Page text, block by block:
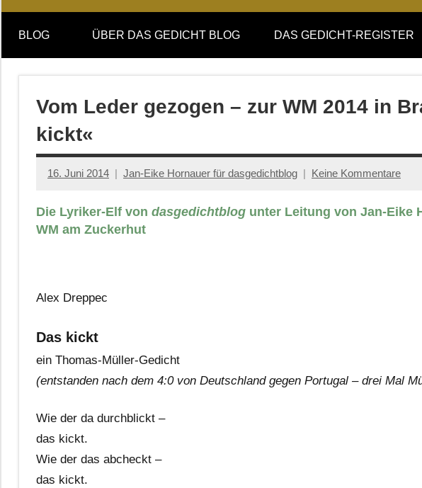
DAS
GEDICHT
blog
DAS
GEDICHT.
Zeitschrift
BLOG ÜBER DAS GEDICHT BLOG DAS GEDICHT-REGISTER
Vom Leder gezogen – zur WM 2014 in
kickt«
16. Juni 2014 Jan-Eike Hornauer für dasgedichtblog Keine Kommentare
Die Lyriker-Elf von dasgedichtblog unter Leitung von Jan-Eike
WM am Zuckerhut
Alex Dreppec
Das kickt
ein Thomas-Müller-Gedicht
(entstanden nach dem 4:0 von Deutschland gegen Portugal – drei Mal
Wie der da durchblickt –
das kickt.
Wie der das abcheckt –
das kickt.